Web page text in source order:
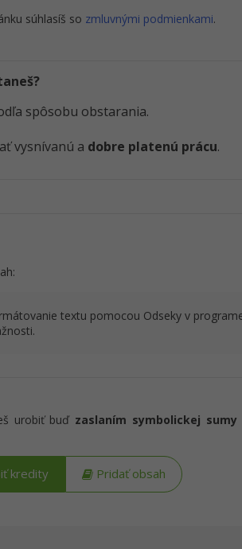
súhlasíš so zmluvnými podmienkami.
spôsobu obstarania.
vysnívanú a dobre platenú prácu.
textu pomocou Odseky v
urobiť buď zaslaním symbolickej sumy
kredity Pridať obsah